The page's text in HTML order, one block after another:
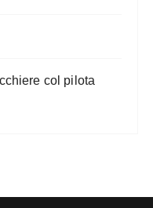
col pilota